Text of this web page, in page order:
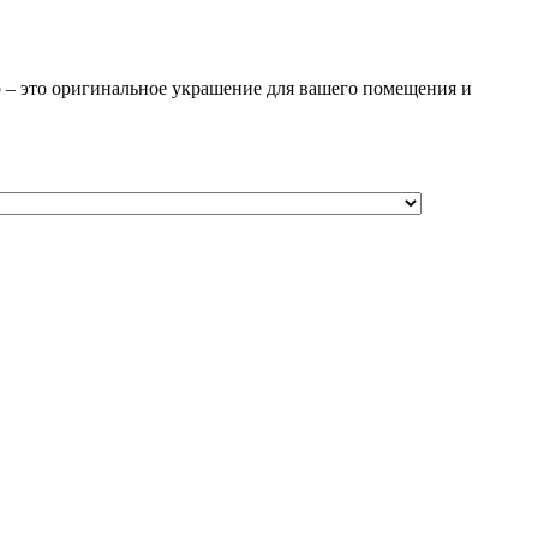
это оригинальное украшение для вашего помещения и